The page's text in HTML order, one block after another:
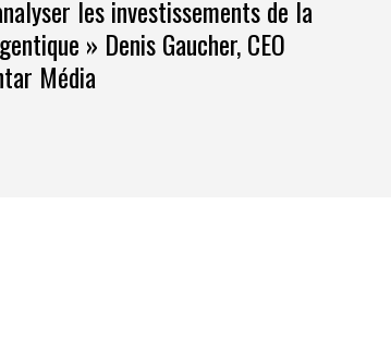
les investissements de la
» Denis Gaucher, CEO
Média